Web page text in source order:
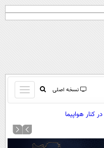
نسخه اصلی
باز
و
کردن
کنار هواپیما